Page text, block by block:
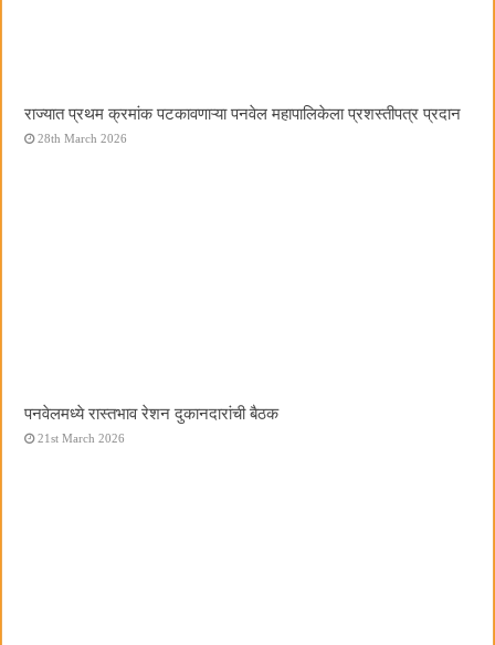
राज्यात प्रथम क्रमांक पटकावणाऱ्या पनवेल महापालिकेला प्रशस्तीपत्र प्रदान
28th March 2026
पनवेलमध्ये रास्तभाव रेशन दुकानदारांची बैठक
21st March 2026